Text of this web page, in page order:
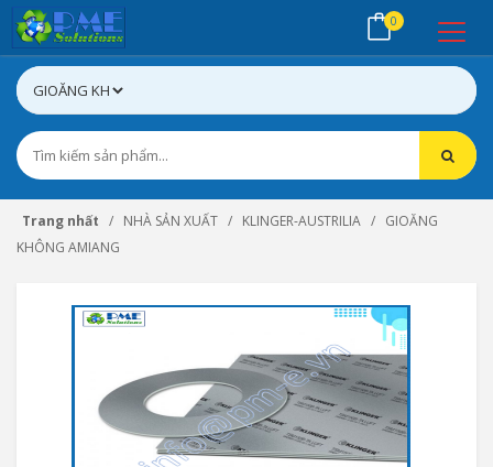
0
Trang nhất NHÀ SẢN XUẤT KLINGER-AUSTRILIA
GIOĂNG
KHÔNG AMIANG